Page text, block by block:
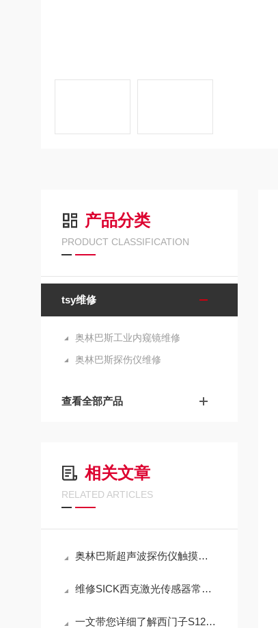
产品分类
PRODUCT CLASSIFICATION
tsy维修
奥林巴斯工业内窥镜维修
奥林巴斯探伤仪维修
查看全部产品
相关文章
RELATED ARTICLES
奥林巴斯超声波探伤仪触摸点击失灵维修解决方法
维修SICK西克激光传感器常见故障解决方法（芯片级修理）
一文带您详细了解西门子S120变频器维修